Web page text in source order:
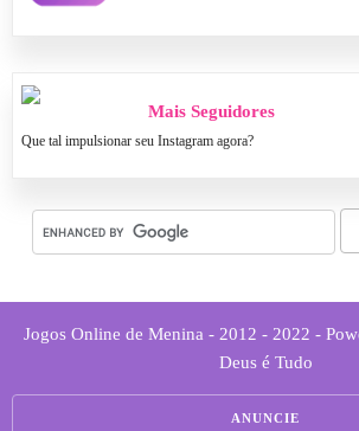
Mais Seguidores
Que tal impulsionar seu Instagram agora?
Jogos Online de Menina - 2012 - 2022 -
Deus é Tudo
ANUNCIE